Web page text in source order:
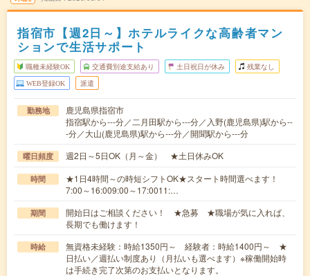
指宿市【週2日～】ホテルライクな高齢者マン
ションで生活サポート
職種未経験OK 交通費別途支給あり 土日祝日が休み 残業なし
WEB登録OK 派遣
勤務地
鹿児島県指宿市
指宿駅から---分／二月田駅から---分／入野(鹿児島県)駅から--
-分／大山(鹿児島県)駅から---分／開聞駅から---分
曜日頻度 週2日～5日OK（月～金） ★土日休みOK
時間
★1日4時間～の時短シフトOK★スタート時間選べます！
7:00～16:009:00～17:0011:…
期間
開始日はご相談ください！ ★急募 ★職場が気に入れば、
長期でも働けます！
時給
無資格未経験：時給1350円～ 経験者：時給1400円～ ★
日払い／週払い制度あり（月払いも選べます）※稼働開始時
は手続き完了次第のお支払いとなります。